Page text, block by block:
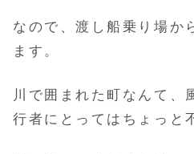
なので、渡し船乗り場か
ます。
川で囲まれた町なんて、
行者にとってはちょっと